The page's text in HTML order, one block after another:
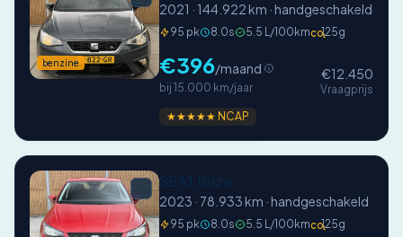
benzine
2021 · 144.922 km · handgeschakeld
95 pk 8.0s 5.5 L/100kmCO₂125g
€396/maand
bij 15.000 km/jaar
€12.450
Vraagprijs
★★★★★ NCAP
2023 · 78.933 km · handgeschakeld
95 pk 8.0s 5.5 L/100kmCO₂125g